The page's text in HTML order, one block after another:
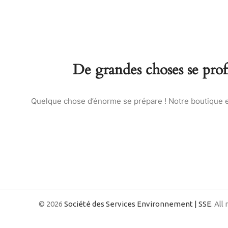
De grandes choses se
Quelque chose d’énorme se prépare ! Notre
© 2026 Société des Services Environnement | SSE. All